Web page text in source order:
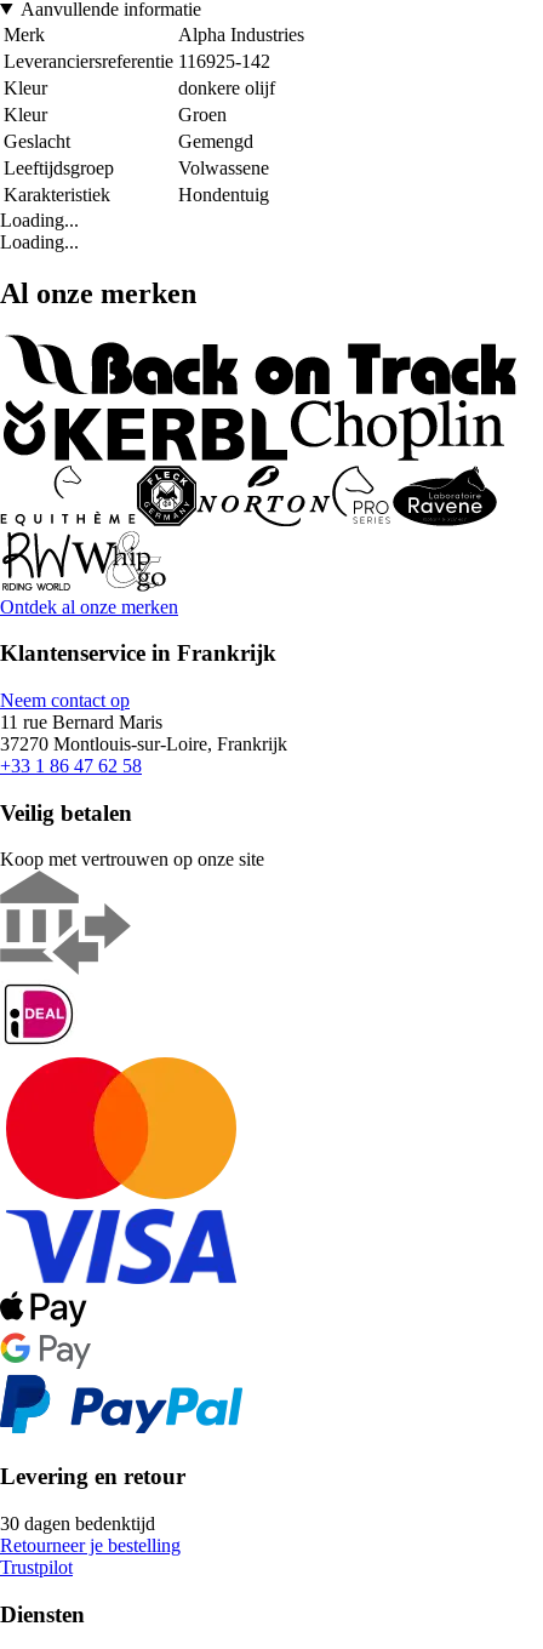
Aanvullende informatie
Merk
Alpha Industries
Leveranciersreferentie 116925-142
Kleur
donkere olijf
Kleur
Groen
Geslacht
Gemengd
Leeftijdsgroep
Volwassene
Karakteristiek
Hondentuig
Loading...
Loading...
Al onze merken
Ontdek al onze merken
Klantenservice in Frankrijk
Neem contact op
11 rue Bernard Maris
37270 Montlouis-sur-Loire, Frankrijk
+33 1 86 47 62 58
Veilig betalen
Koop met vertrouwen op onze site
Levering en retour
30 dagen bedenktijd
Retourneer je bestelling
Trustpilot
Diensten